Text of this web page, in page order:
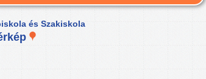
és Szakiskola